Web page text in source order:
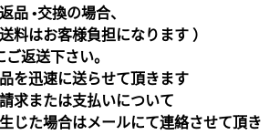
品 •交換の場合、
料はお客様負担になります ）
ご返送下さい。
を迅速に送らせて頂きます
求または支払いについて
じた場合はメールにて連絡させて頂き